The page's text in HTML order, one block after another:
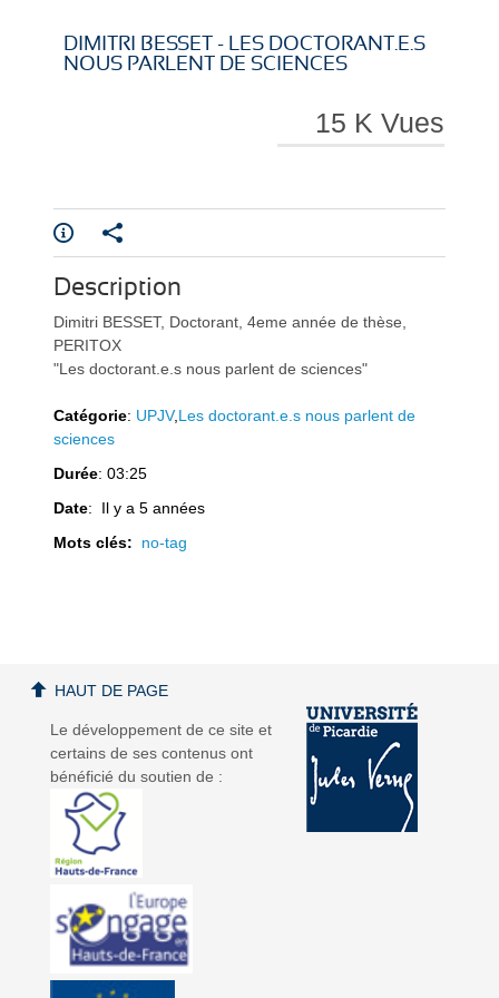
i
e
i
e
DIMITRI BESSET - LES DOCTORANT.E.S
NOUS PARLENT DE SCIENCES
15 K Vues
Description
Dimitri BESSET, Doctorant, 4eme année de thèse,
PERITOX
"Les doctorant.e.s nous parlent de sciences"
Catégorie: UPJV, Les doctorant.e.s nous parlent de
sciences
Durée: 03:25
Date: Il y a 5 années
Mots clés: no-tag
Le développement de ce site et
certains de ses contenus ont
bénéficié du soutien de :
HAUT DE PAGE